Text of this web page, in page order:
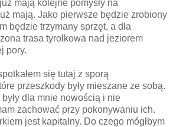
mają kolejne pomysły na
mają. Jako pierwsze będzie zrobiony
będzie trzymany sprzęt, a dla
trasa tyrolkowa nad jeziorem
pory.
się tutaj z sporą
przeszkody były mieszane ze sobą.
dla mnie nowością i nie
zachować przy pokonywaniu ich.
jest kapitalny. Do czego mógłbym